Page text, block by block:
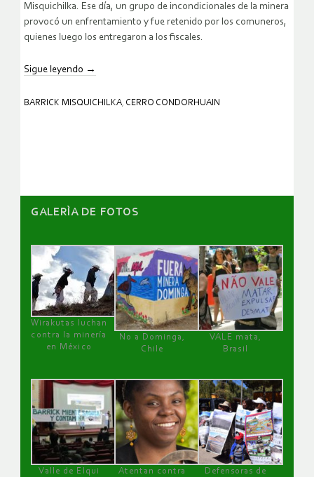
Misquichilka. Ese día, un grupo de incondicionales de la minera
provocó un enfrentamiento y fue retenido por los comuneros,
quienes luego los entregaron a los fiscales.
Sigue leyendo →
BARRICK MISQUICHILKA, CERRO CONDORHUAIN
GALERÌA DE FOTOS
Wirakutas luchan
contra la minería
en México
No a Dominga,
Chile
VALE mata,
Brasil
Valle de Elqui
Atentan contra
Defensoras de